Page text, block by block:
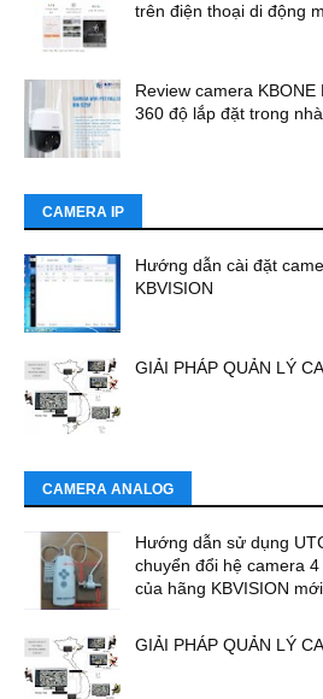
trên điện thoại di động
Review camera
360 độ lắp đặt trong
CAMERA IP
Hướng dẫn cài đặt
KBVISION
GIẢI PHÁP QUẢN LÝ
CAMERA ANALOG
Hướng dẫn sử dụng
chuyển đổi hệ camera
của hãng KBVISION
GIẢI PHÁP QUẢN LÝ